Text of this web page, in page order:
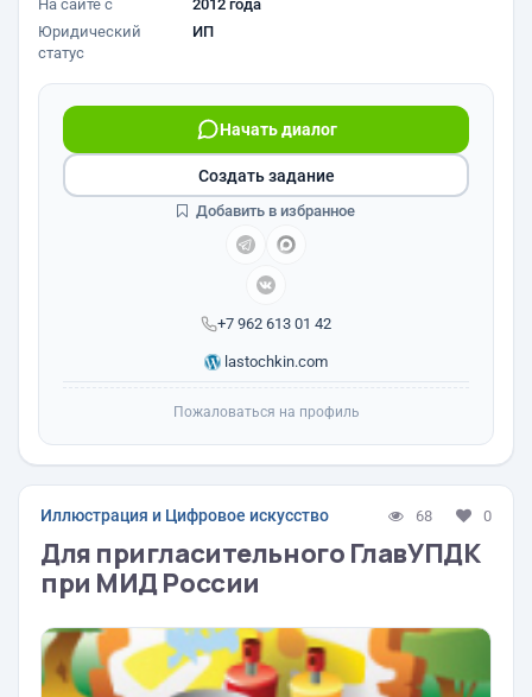
На сайте с
2012 года
Юридический
статус
ИП
+7 962 613 01 42
Начать диалог
lastochkin.com
Создать задание
Добавить в избранное
Пожаловаться на профиль
Иллюстрация и Цифровое искусство 68 0
Для пригласительного ГлавУПДК
при МИД России